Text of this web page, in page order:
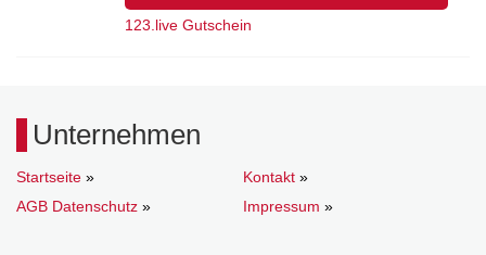
123.live Gutschein
Unternehmen
Startseite » Kontakt »
AGB Datenschutz » Impressum »